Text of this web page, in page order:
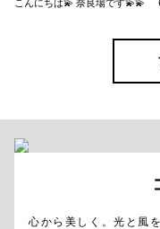
心から美しく。光と風